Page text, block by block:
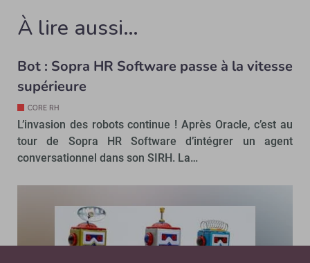
À lire aussi…
Bot : Sopra HR Software passe à la vitesse
supérieure
CORE RH
L’invasion des robots continue ! Après Oracle, c’est au
tour de Sopra HR Software d’intégrer un agent
conversationnel dans son SIRH. La…